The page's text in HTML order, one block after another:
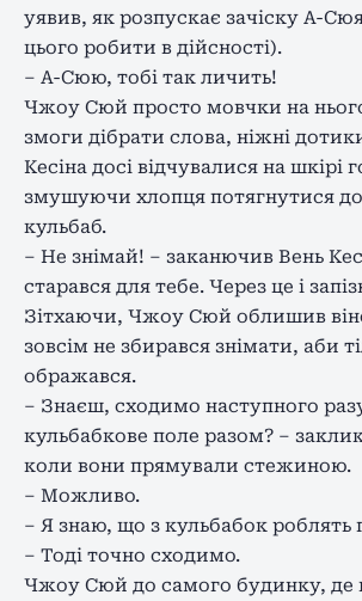
уявив, як розпускає зачіску А-
цього робити в дійсності).
– А-Сюю, тобі так личить!
Чжоу Сюй просто мовчки на
змоги дібрати слова, ніжні
Кесіна досі відчувалися на шкірі
змушуючи хлопця потягнутися до
кульбаб.
– Не знімай! – заканючив Вень
старався для тебе. Через це і
Зітхаючи, Чжоу Сюй облишив
зовсім не збирався знімати, аби
ображався.
– Знаєш, сходимо наступного
кульбабкове поле разом? –
коли вони прямували стежиною.
– Можливо.
– Я знаю, що з кульбабок роблять
– Тоді точно сходимо.
Чжоу Сюй до самого будинку, де